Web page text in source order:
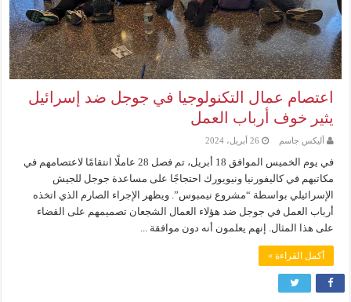
اعتصام عمال التكنولوجيا في جوجل ضد إسرائيل
يثير خوف أرباب العمل
أليكس جاسم 26 أبريل، 2024
في يوم الخميس الموافق 18 أبريل، تم فصل 28 عاملًا انتقامًا لاعتصامهم في
مكاتبهم في كاليفورنيا ونيويورك احتجاجًا على مساعدة جوجل للجيش
الإسرائيلي بواسطة “مشروع نيمبوس”. ويظهر الإجراء الصارم الذي اتخذه
أرباب العمل في جوجل ضد هؤلاء العمال الشجعان تصميمهم على القضاء
على هذا المثال. إنهم يعلمون أنه دون موافقة ...
أكمل القراءة »